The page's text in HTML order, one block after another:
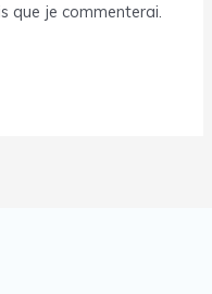
que je commenterai.